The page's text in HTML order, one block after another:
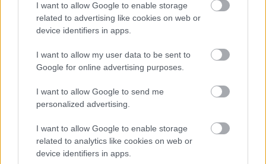
I want to allow Google to enable storage
related to advertising like cookies on web or
device identifiers in apps.
I want to allow my user data to be sent to
Google for online advertising purposes.
I want to allow Google to send me
personalized advertising.
I want to allow Google to enable storage
related to analytics like cookies on web or
device identifiers in apps.